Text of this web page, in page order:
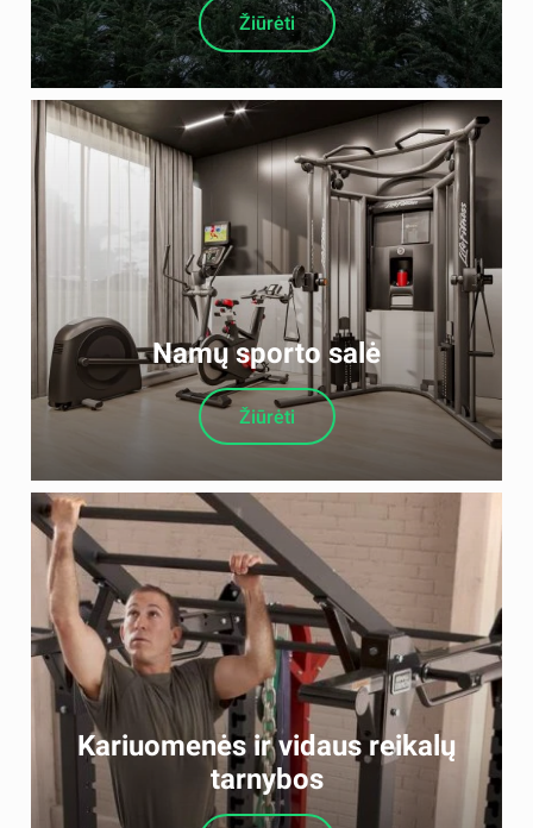
Žiūrėti
Namų sporto salė
Žiūrėti
Kariuomenės ir vidaus reikalų
tarnybos